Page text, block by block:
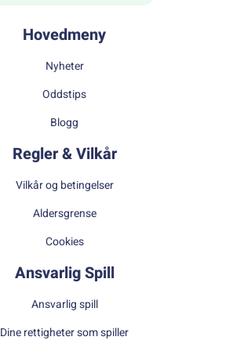
Hovedmeny
Nyheter
Oddstips
Blogg
Regler & Vilkår
Vilkår og betingelser
Aldersgrense
Cookies
Ansvarlig Spill
Ansvarlig spill
Dine rettigheter som spiller